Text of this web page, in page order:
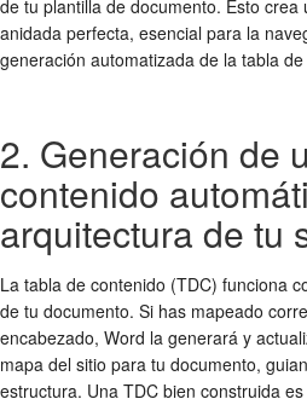
de tu plantilla de documento. Esto
anidada perfecta, esencial para la
generación automatizada de la tabla
2. Generación de
contenido
arquitectura de tu
La tabla de contenido (TDC) funciona
de tu documento. Si has mapeado
encabezado, Word la generará y
mapa del sitio para tu documento,
estructura. Una TDC bien construida